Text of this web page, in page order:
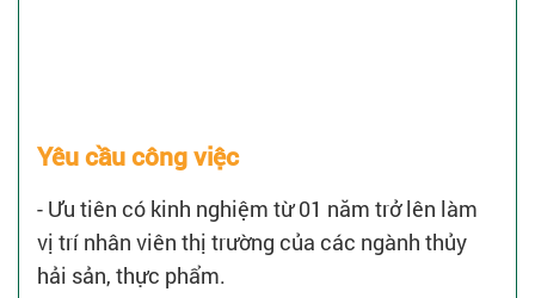
Yêu cầu công việc
- Ưu tiên có kinh nghiệm từ 01 năm trở lên làm
vị trí nhân viên thị trường của các ngành thủy
hải sản, thực phẩm.